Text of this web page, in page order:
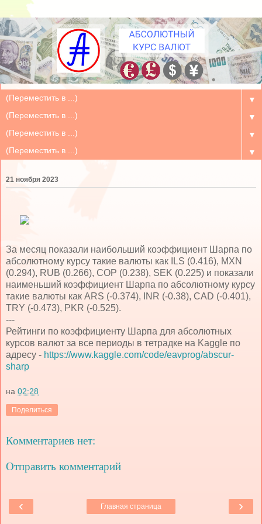
▼
▼
▼
▼
21 ноября 2023
За месяц показали наибольший коэффициент Шарпа по
абсолютному курсу такие валюты как ILS (0.416), MXN
(0.294), RUB (0.266), COP (0.238), SEK (0.225) и показали
наименьший коэффициент Шарпа по абсолютному курсу
такие валюты как ARS (-0.374), INR (-0.38), CAD (-0.401),
TRY (-0.473), PKR (-0.525).
---
Рейтинги по коэффициенту Шарпа для абсолютных
курсов валют за все периоды в тетрадке на Kaggle по
адресу - https://www.kaggle.com/code/eavprog/abscur-
sharp
на 02:28
Поделиться
Комментариев нет:
Отправить комментарий
‹ ›
Главная страница